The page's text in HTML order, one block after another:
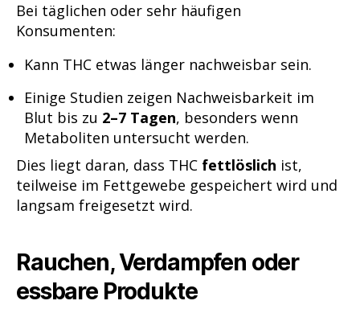
Bei täglichen oder sehr häufigen
Konsumenten:
Kann THC etwas länger nachweisbar sein.
Einige Studien zeigen Nachweisbarkeit im
Blut bis zu 2–7 Tagen, besonders wenn
Metaboliten untersucht werden.
Dies liegt daran, dass THC fettlöslich ist,
teilweise im Fettgewebe gespeichert wird und
langsam freigesetzt wird.
Rauchen, Verdampfen oder
essbare Produkte